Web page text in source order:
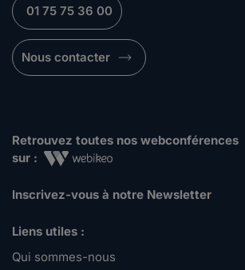
01 75 75 36 00
Nous contacter
Retrouvez toutes nos webconférences
sur :
Inscrivez-vous à notre Newsletter
Liens utiles :
Qui sommes-nous